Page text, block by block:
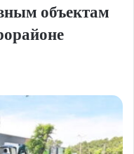
объектам